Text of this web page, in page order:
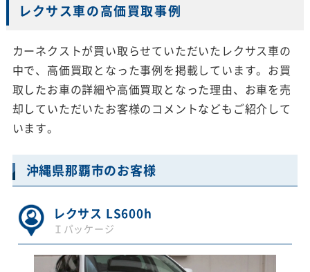
レクサス車の高価買取事例
カーネクストが買い取らせていただいたレクサス車の
中で、高価買取となった事例を掲載しています。お買
取したお車の詳細や高価買取となった理由、お車を売
却していただいたお客様のコメントなどもご紹介して
います。
沖縄県那覇市のお客様
レクサス LS600h
Ｉパッケージ